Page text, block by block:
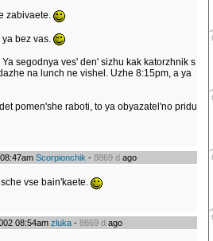
zabivaete.
bez vas.
segodnya ves' den' sizhu kak katorzhnik s
na lunch ne vishel. Uzhe 8:15pm, a ya
pomen'she raboti, to ya obyazatel'no pridu
Scorpionchik - 8869 d ago
vse bain'kaete.
08:54am zluka- 8869 dago